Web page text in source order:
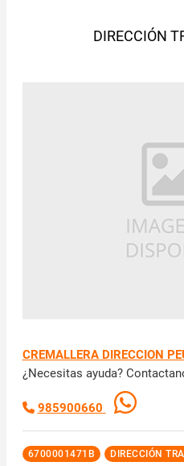
DIRECCIÓN
CREMALLERA DIRECCION
¿Necesitas ayuda?
985900660
6700001471B DIRECCIÓN